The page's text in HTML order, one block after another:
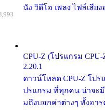
นัง วิดีโอ เพลง ไฟล์เสีย
CPU-Z (โปรแกรม
2.20.1
ดาวน์โหลด CPU-Z โปร
ปรแกรม ที่ทุกคน น่าจะมี
มถึงบอกค่าต่างๆ ทั้งฮา